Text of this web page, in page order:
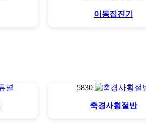
이동집진기
5830
축경사횡절반